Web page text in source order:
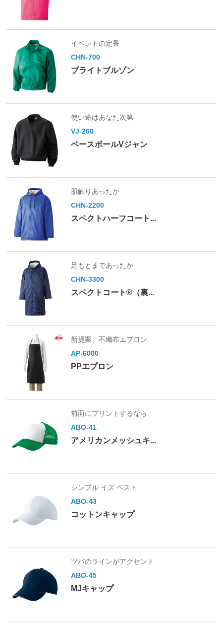
イベントの定番
CHN-700
ブライトブルゾン
使い途はあなた次第
VJ-260
ベースボールVジャン
肌触りあったか
CHN-2200
スペクトハーフコート...
足もとまであったか
CHN-3300
スペクトコート®（裏...
新提案、不織布エプロン
AP-6000
PPエプロン
前面にプリントするなら
ABO-41
アメリカンメッシュキ...
シンプル イズ ベスト
ABO-43
コットンキャップ
ツバのラインがアクセント
ABO-45
MJキャップ